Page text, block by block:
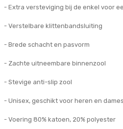
- Extra versteviging bij de enkel voor
- Verstelbare klittenbandsluiting
- Brede schacht en pasvorm
- Zachte uitneembare binnenzool
- Stevige anti-slip zool
- Unisex, geschikt voor heren en dames
- Voering 80% katoen, 20% polyester